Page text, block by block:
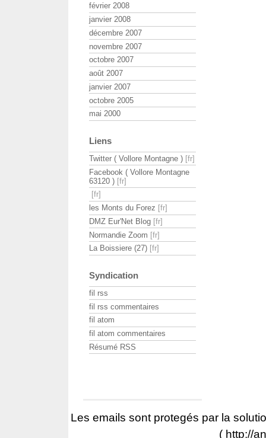
février 2008
janvier 2008
décembre 2007
novembre 2007
octobre 2007
août 2007
janvier 2007
octobre 2005
mai 2000
Liens
Twitter ( Vollore Montagne )
Facebook ( Vollore Montagne
63120 )
les Monts du Forez
DMZ Eur'Net Blog
Normandie Zoom
La Boissiere (27)
Syndication
fil rss
fil rss commentaires
fil atom
fil atom commentaires
Résumé RSS
Les emails sont protegés par la
( http://